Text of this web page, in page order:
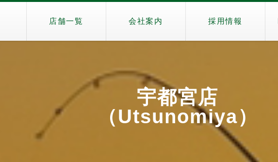
店舗一覧 会社案内 採用情報
宇都宮店
（Utsunomiya）